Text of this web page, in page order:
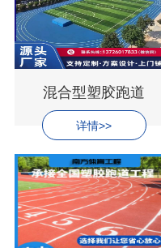
混合型塑胶跑道
详情>>